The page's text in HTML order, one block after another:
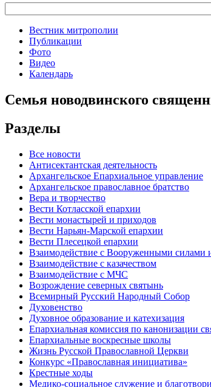
Вестник митрополии
Публикации
Фото
Видео
Календарь
Семья новодвинского
Разделы
Все новости
Антисектантская деятельность
Архангельское Епархиальное управление
Архангельское православное братство
Вера и творчество
Вести Котласской епархии
Вести монастырей и приходов
Вести Нарьян-Марской епархии
Вести Плесецкой епархии
Взаимодействие с Вооруженными силами
Взаимодействие с казачеством
Взаимодействие с МЧС
Возрождение северных святынь
Всемирный Русский Народный Собор
Духовенство
Духовное образование и катехизация
Епархиальная комиссия по канонизации
Епархиальные воскресные школы
Жизнь Русской Православной Церкви
Конкурс «Православная инициатива»
Крестные ходы
Медико-социальное служение и